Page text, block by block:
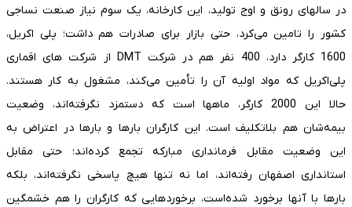
در سالهای رونق و اوج تولید، این کارخانه، یک سوم نیاز صنعت نساجی
کشور را تامین می‌کرد، حتی بازار برای صادرات هم داشت؛ پلی اکریل،
1600 کارگر دارد، 400 نفر هم در شرکت DMT از شرکت های اقماری
پلی‌اکریل که مواد اولیه آن را تأمین می‌کند، مشغول به کار هستند.
حالا این 2000 کارگر، ماهها است که دستمزد نگرفته‌اند، وضعیت
بیمه‌شان هم بلاتکلیف است. این کارگران بارها و بارها در اعتراض به
این وضعیت مقابل فرمانداری مبارکه تجمع کرده‌اند؛ حتی مقابل
استانداری اصفهان رفته‌اند، اما نه تنها هیچ پاسخی نگرفته‌اند، بلکه
بارها با آنها برخورد شده‌است، برخوردهایی که کارگران را هم خشمگین